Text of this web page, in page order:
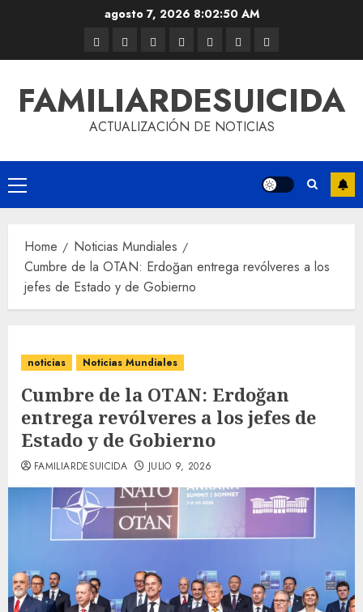
agosto 7, 2026 8:02:50 AM
FAMILIARDESUICIDA
ACTUALIZACIÓN DE NOTICIAS
Home
Noticias Mundiales
Cumbre de la OTAN: Erdoğan entrega revólveres a los
jefes de Estado y de Gobierno
noticias Noticias Mundiales
Cumbre de la OTAN: Erdoğan
entrega revólveres a los jefes de
Estado y de Gobierno
FAMILIARDESUICIDA JULIO 9, 2026